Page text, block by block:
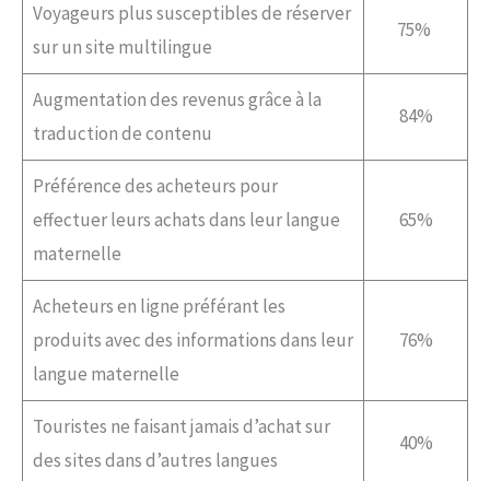
Voyageurs plus susceptibles de réserver
sur un site multilingue
75%
Augmentation des revenus grâce à la
traduction de contenu
84%
Préférence des acheteurs pour
effectuer leurs achats dans leur langue
maternelle
65%
Acheteurs en ligne préférant les
produits avec des informations dans leur
langue maternelle
76%
Touristes ne faisant jamais d’achat sur
des sites dans d’autres langues
40%